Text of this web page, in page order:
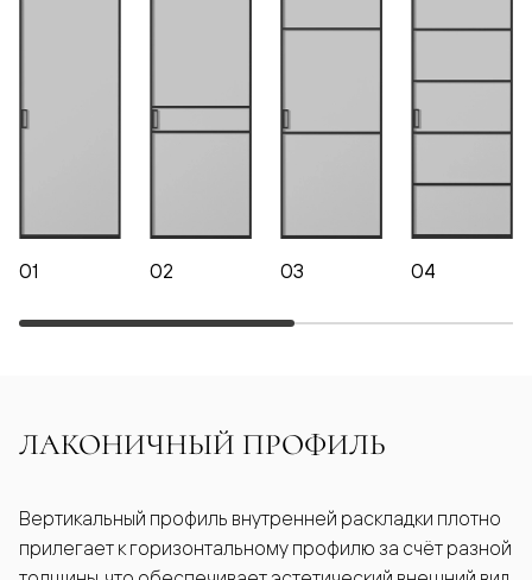
01 02 03 04
ЛАКОНИЧНЫЙ ПРОФИЛЬ
Вертикальный профиль внутренней раскладки плотно
прилегает к горизонтальному профилю за счёт разной